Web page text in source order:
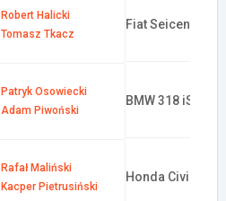
Robert Halicki
Tomasz Tkacz
Fiat Seicento Kit
Patryk Osowiecki
Adam Piwoński
BMW 318 iS
Rafał Maliński
Kacper Pietrusiński
Honda Civic